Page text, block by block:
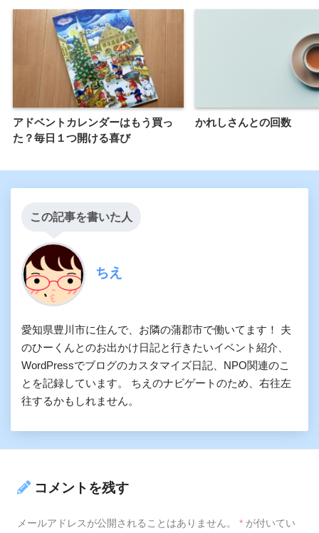
アドベントカレンダーはもう買っ
た？毎日１つ開ける喜び
かれしさんとの回数
この記事を書いた人
ちえ
愛知県豊川市に住んで、お隣の蒲郡市で働いてます！ 夫
のひーくんとのお出かけ日記と行きたいイベント紹介、
WordPressでブログのカスタマイズ日記、NPO関連のこ
とを記録しています。 ちえのナビゲートのため、右往左
往するかもしれません。
コメントを残す
メールアドレスが公開されることはありません。 * が付いてい